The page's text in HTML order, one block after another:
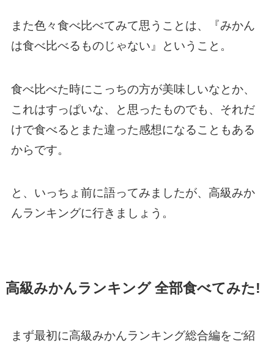
また色々食べ比べてみて思うことは、『みかん
は食べ比べるものじゃない』ということ。
食べ比べた時にこっちの方が美味しいなとか、
これはすっぱいな、と思ったものでも、それだ
けで食べるとまた違った感想になることもある
からです。
と、いっちょ前に語ってみましたが、高級みか
んランキングに行きましょう。
高級みかんランキング 全部食べてみた!
まず最初に高級みかんランキング総合編をご紹